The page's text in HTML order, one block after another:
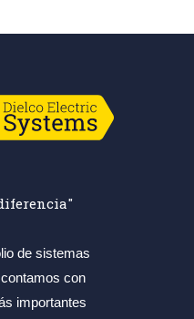
de sistemas
con
importantes